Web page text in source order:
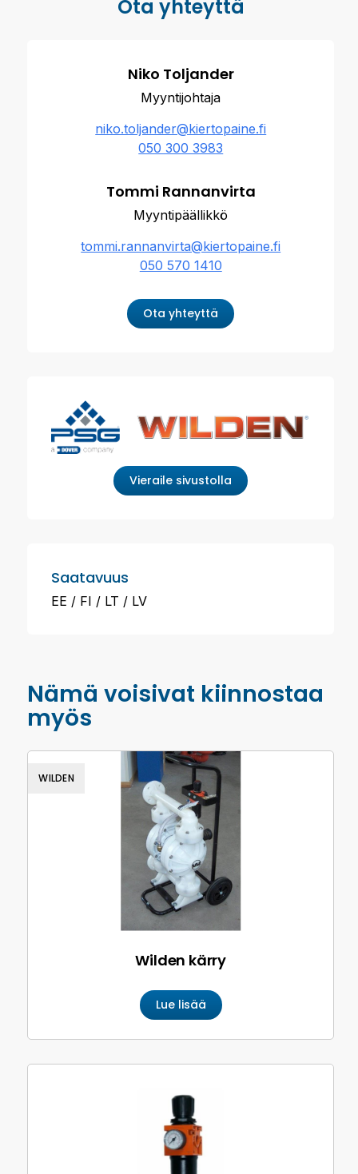
Ota yhteyttä
Niko Toljander
Myyntijohtaja
niko.toljander@kiertopaine.fi
050 300 3983
Tommi Rannanvirta
Myyntipäällikkö
tommi.rannanvirta@kiertopaine.fi
050 570 1410
Ota yhteyttä
Vieraile sivustolla
Saatavuus
EE FI LT LV
Nämä voisivat kiinnostaa
myös
Wilden kärry
Lue lisää
WILDEN